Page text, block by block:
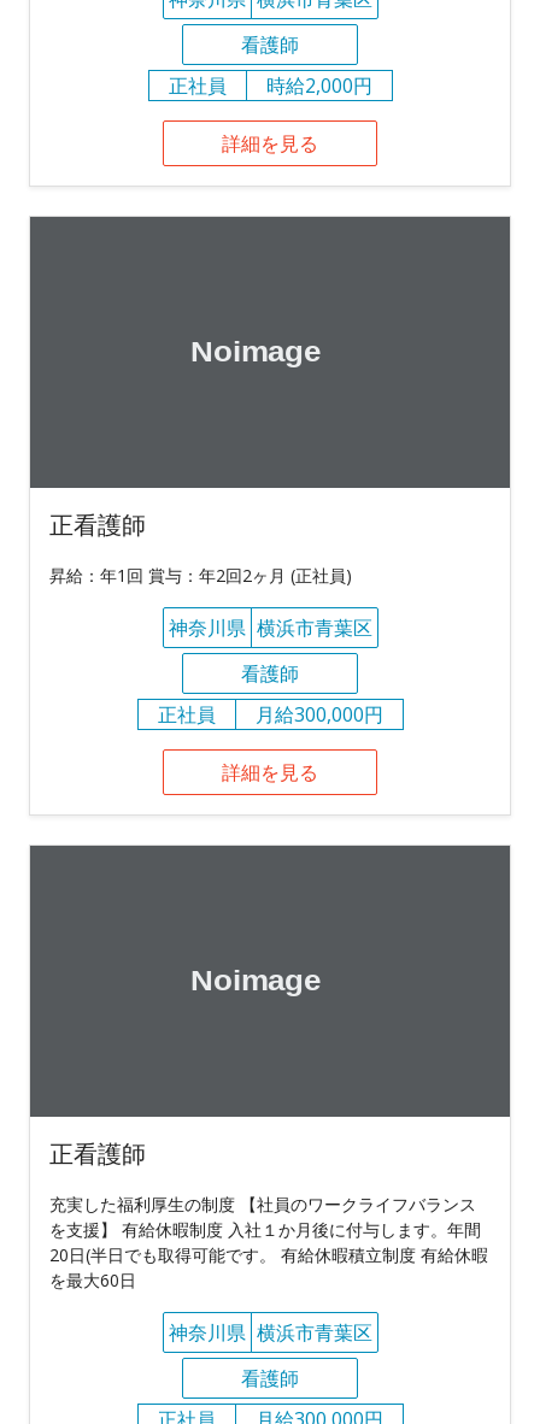
看護師
正社員
時給2,000円
詳細を見る
正看護師
昇給：年1回 賞与：年2回2ヶ月 (正社員)
神奈川県 横浜市青葉区
看護師
正社員
月給300,000円
詳細を見る
正看護師
充実した福利厚生の制度 【社員のワークライフバランス
を支援】 有給休暇制度 入社１か月後に付与します。年間
20日(半日でも取得可能です。 有給休暇積立制度 有給休暇
を最大60日
神奈川県 横浜市青葉区
看護師